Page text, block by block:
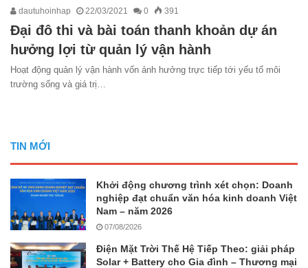
dautuhoinhap 22/03/2021 0 391
Đại đô thi và bài toán thanh khoản dự án
hưởng lợi từ quản lý vận hành
Hoạt động quản lý vận hành vốn ảnh hưởng trực tiếp tới yếu tố môi
trường sống và giá trị…
TIN MỚI
Khởi động chương trình xét chọn: Doanh
nghiệp đạt chuẩn văn hóa kinh doanh Việt
Nam – năm 2026
07/08/2026
Điện Mặt Trời Thế Hệ Tiếp Theo: giải pháp
Solar + Battery cho Gia đình – Thương mại